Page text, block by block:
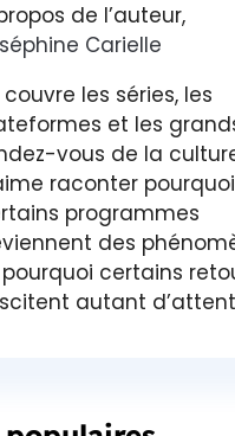
de l’auteur,
Carielle
couvre les séries, les
et les
vous de la
raconter pourquoi
programmes
des
certains
autant